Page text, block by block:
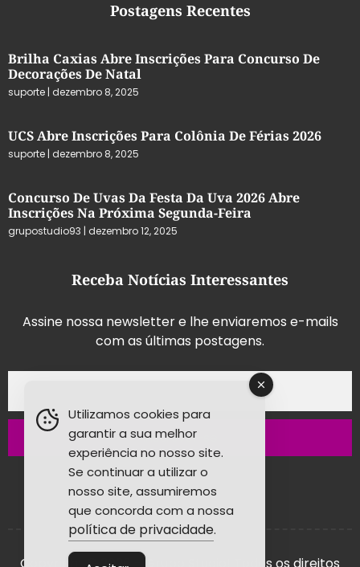
Postagens Recentes
Brilha Caxias Abre Inscrições Para Concurso De
Decorações De Natal
suporte dezembro 8, 2025
UCS Abre Inscrições Para Colônia De Férias 2026
suporte dezembro 8, 2025
Concurso De Uvas Da Festa Da Uva 2026 Abre
Inscrições Na Próxima Segunda-Feira
grupostudio93 dezembro 12, 2025
Receba Notícias Interessantes
Assine nossa newsletter e lhe enviaremos e-mails
com as últimas postagens.
Inscrever-se
Copyright © 2026 - Grupo Studio! Todos os direitos
Utilizamos cookies para
garantir a sua melhor
experiência no nosso site.
Se continuar a utilizar o
nosso site, assumiremos
que concorda com a nossa
política de privacidade.